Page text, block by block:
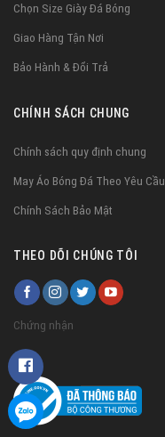
Chọn Size Giày Đá Bóng
Giao Hàng Tận Nơi
Bảo Hành & Đổi Trả
CHÍNH SÁCH CHUNG
Chính sách quy định chung
May Áo Bóng Đá Theo Yêu Cầu
Chính Sách Bảo Mật
THEO DÕI CHÚNG TÔI
Chứng nhận